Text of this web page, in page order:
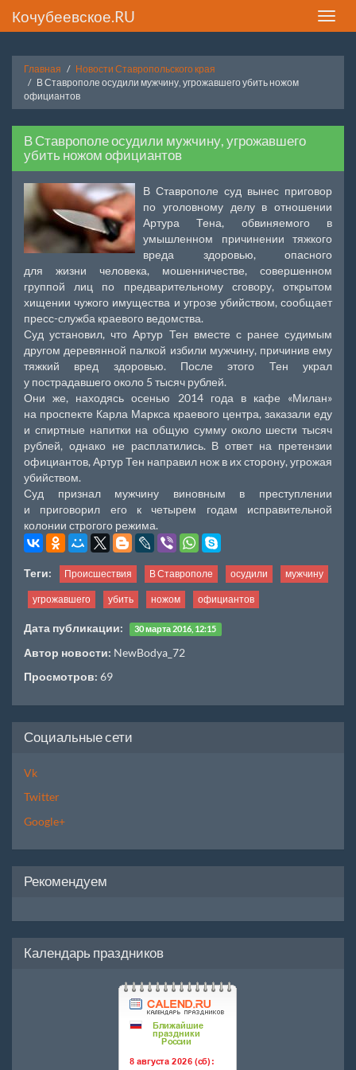
Toggle
Кочубеевское.RU
Главная
Новости Ставропольского края
В Ставрополе осудили мужчину, угрожавшего убить ножом
официантов
В Ставрополе осудили мужчину, угрожавшего
убить ножом официантов
В Ставрополе суд вынес приговор
по уголовному делу в отношении
Артура Тена, обвиняемого в
умышленном причинении тяжкого
вреда здоровью, опасного
для жизни человека, мошенничестве, совершенном
группой лиц по предварительному сговору, открытом
хищении чужого имущества и угрозе убийством, сообщает
пресс-служба краевого ведомства.
Суд установил, что Артур Тен вместе с ранее судимым
другом деревянной палкой избили мужчину, причинив ему
тяжкий вред здоровью. После этого Тен украл
у пострадавшего около 5 тысяч рублей.
Они же, находясь осенью 2014 года в кафе «Милан»
на проспекте Карла Маркса краевого центра, заказали еду
и спиртные напитки на общую сумму около шести тысяч
рублей, однако не расплатились. В ответ на претензии
официантов, Артур Тен направил нож в их сторону, угрожая
убийством.
Суд признал мужчину виновным в преступлении
и приговорил его к четырем годам исправительной
колонии строгого режима.
Теги: Происшествия В Ставрополе осудили мужчину
угрожавшего убить ножом официантов
Дата публикации: 30 марта 2016, 12:15
Автор новости: NewBodya_72
Просмотров: 69
Социальные сети
Vk
Twitter
Google+
Рекомендуем
Календарь праздников